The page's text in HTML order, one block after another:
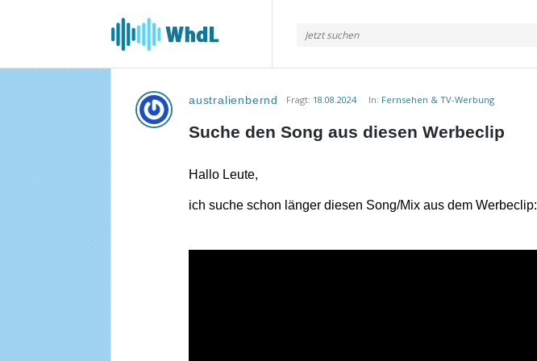
Musikforum
von
Musikforum
WieheisstdasLied.de
Neueste
australienbernd Fragt: 18.08.2024 In: Fernsehen & TV-Werbung
Suche den Song aus diesen Werbeclip
Hallo Leute,
ich suche schon länger diesen Song/Mix aus dem Werbeclip: